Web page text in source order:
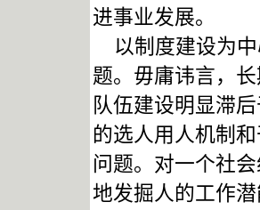
进事业发展。
以制度建设为中
题。毋庸讳言，
队伍建设明显滞
的选人用人机制
问题。对一个社
地发掘人的工作